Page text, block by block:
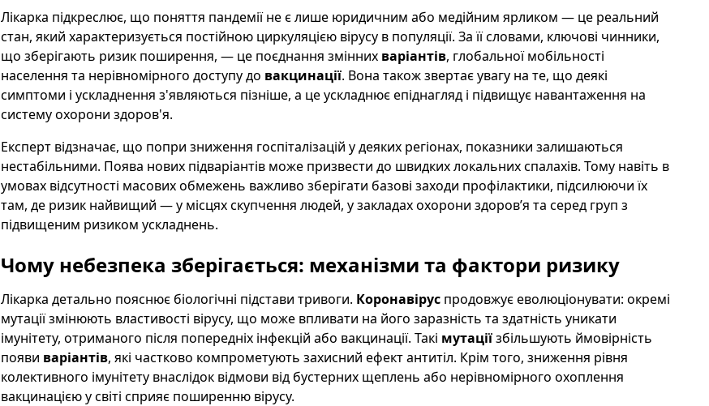
Лікарка підкреслює, що поняття пандемії не є лише юридичним або медійним ярликом — це реальний
стан, який характеризується постійною циркуляцією вірусу в популяції. За її словами, ключові чинники,
що зберігають ризик поширення, — це поєднання змінних варіантів, глобальної мобільності
населення та нерівномірного доступу до вакцинації. Вона також звертає увагу на те, що деякі
симптоми і ускладнення з'являються пізніше, а це ускладнює епіднагляд і підвищує навантаження на
систему охорони здоров'я.
Експерт відзначає, що попри зниження госпіталізацій у деяких регіонах, показники залишаються
нестабільними. Поява нових підваріантів може призвести до швидких локальних спалахів. Тому навіть в
умовах відсутності масових обмежень важливо зберігати базові заходи профілактики, підсилюючи їх
там, де ризик найвищий — у місцях скупчення людей, у закладах охорони здоров’я та серед груп з
підвищеним ризиком ускладнень.
Чому небезпека зберігається: механізми та фактори ризику
Лікарка детально пояснює біологічні підстави тривоги. Коронавіруспродовжує еволюціонувати: окремі
мутації змінюють властивості вірусу, що може впливати на його заразність та здатність уникати
імунітету, отриманого після попередніх інфекцій або вакцинації. Такі мутaціїзбільшують ймовірність
появи варіантів, які частково компрометують захисний ефект антитіл. Крім того, зниження рівня
колективного імунітету внаслідок відмови від бустерних щеплень або нерівномірного охоплення
вакцинацією у світі сприяє поширенню вірусу.